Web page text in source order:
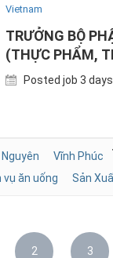
Vietnam
TRƯỞNG BỘ
(THỰC PHẨM,
ANH/NHẬT)
Posted job 3
Vĩnh Phúc
ăn uống
Sản
2 3